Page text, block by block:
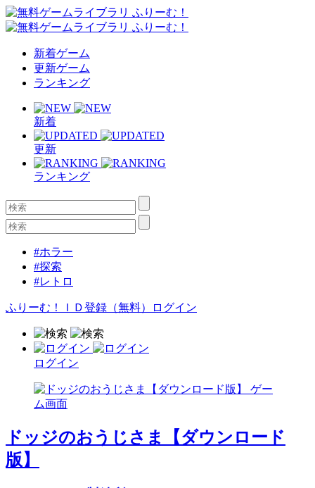
新着ゲーム
更新ゲーム
ランキング
新着
更新
ランキング
#ホラー
#探索
#レトロ
ふりーむ！ＩＤ登録（無料） ログイン
ログイン
ドッジのおうじさま【ダウンロード
版】